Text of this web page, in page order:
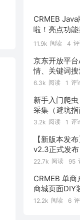
CRMEB
啦！亮点功
11.9k 阅读 4
京东开放平
情、关键词
6.3k 阅读 1 评
新手入门爬
采集（避坑指
3.2k 阅读 1 评
【新版本发
v2.3正式发布
22.7k 阅读 95
CRMEB 单商
商城页面DIY
12.2k 阅读 6